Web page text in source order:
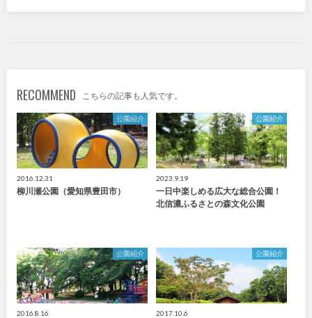
福岡
長崎 熊本
沖縄
特徴で探す
RECOMMEND こちらの記事も人気です。
公園紹介
2016.12.31
柳川瀬公園（愛知県豊田市）
公園紹介
2023.9.19
一日中楽しめる広大な総合公園！
北信濃ふるさとの森文化公園
公園紹介
2016.8.16
公園紹介
2017.10.6